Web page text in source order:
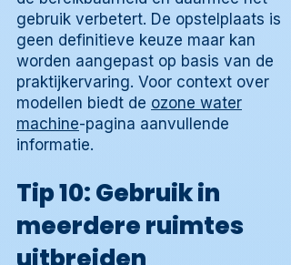
gebruik verbetert. De opstelplaats is
geen definitieve keuze maar kan
worden aangepast op basis van de
praktijkervaring. Voor context over
modellen biedt de ozone water
machine-pagina aanvullende
informatie.
Tip 10: Gebruik in
meerdere ruimtes